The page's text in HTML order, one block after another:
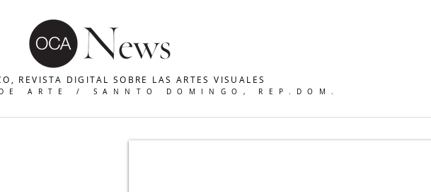
REVISTA DIGITAL SOBRE LAS ARTES VISUALES
DE ARTE / SANNTO DOMINGO, REP.DOM.